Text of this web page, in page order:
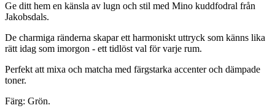
Ge ditt hem en känsla av lugn och stil med Mino kuddfodral från
Jakobsdals.
De charmiga ränderna skapar ett harmoniskt uttryck som känns lika
rätt idag som imorgon - ett tidlöst val för varje rum.
Perfekt att mixa och matcha med färgstarka accenter och dämpade
toner.
Färg: Grön.